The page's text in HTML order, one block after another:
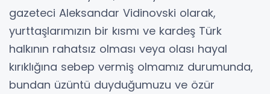
gazeteci Aleksandar Vidinovski olarak,
yurttaşlarımızın bir kısmı ve kardeş Türk
halkının rahatsız olması veya olası hayal
kırıklığına sebep vermiş olmamız durumunda,
bundan üzüntü duyduğumuzu ve özür